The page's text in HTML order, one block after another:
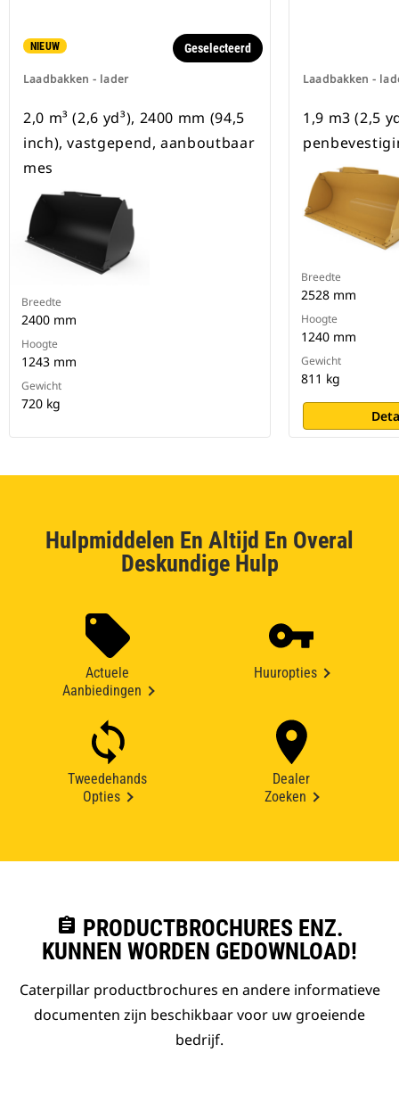
NIEUW
Laadbakken - lader
Geselecteerd
2,0 m³ (2,6 yd³), 2400 mm (94,5
inch), vastgepend, aanboutbaar
mes
Breedte
2400 mm
Hoogte
1243 mm
Gewicht
720 kg
Laadbakken -
1,9 m3 (2,5
Breedte
2528 mm
Hoogte
1240 mm
Gewicht
811 kg
Hulpmiddelen En Altijd En Overal
Deskundige Hulp
Actuele
Aanbiedingen
Huuropties
Tweedehands
Opties
Dealer
Zoeken
assignment PRODUCTBROCHURES ENZ.
KUNNEN WORDEN GEDOWNLOAD!
Caterpillar productbrochures en andere informatieve
documenten zijn beschikbaar voor uw groeiende
bedrijf.